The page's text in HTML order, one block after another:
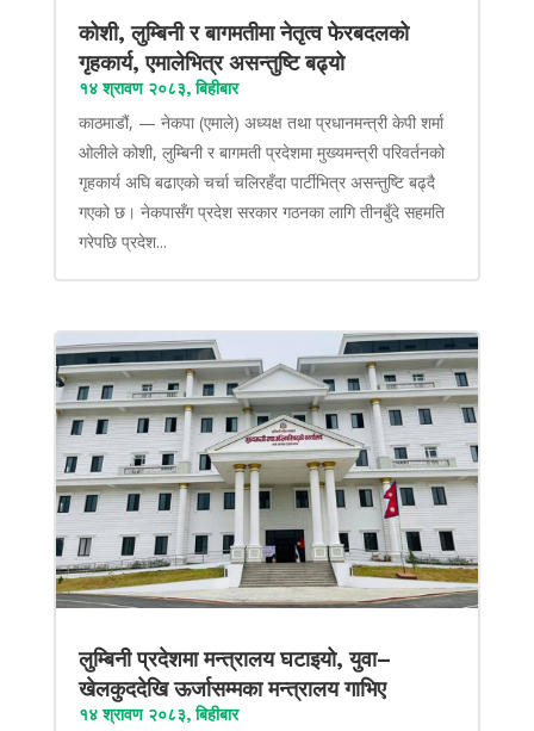
कोशी, लुम्बिनी र बागमतीमा नेतृत्व फेरबदलको
गृहकार्य, एमालेभित्र असन्तुष्टि बढ्यो
१४ श्रावण २०८३, बिहीबार
काठमाडौं, — नेकपा (एमाले) अध्यक्ष तथा प्रधानमन्त्री केपी शर्मा
ओलीले कोशी, लुम्बिनी र बागमती प्रदेशमा मुख्यमन्त्री परिवर्तनको
गृहकार्य अघि बढाएको चर्चा चलिरहँदा पार्टीभित्र असन्तुष्टि बढ्दै
गएको छ। नेकपासँग प्रदेश सरकार गठनका लागि तीनबुँदे सहमति
गरेपछि प्रदेश...
लुम्बिनी प्रदेशमा मन्त्रालय घटाइयो, युवा–
खेलकुददेखि ऊर्जासम्मका मन्त्रालय गाभिए
१४ श्रावण २०८३, बिहीबार